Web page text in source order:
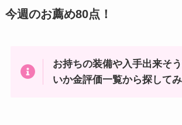
今週のお薦め80点！
お持ちの装備や入手出来そ
いか金評価一覧から探して